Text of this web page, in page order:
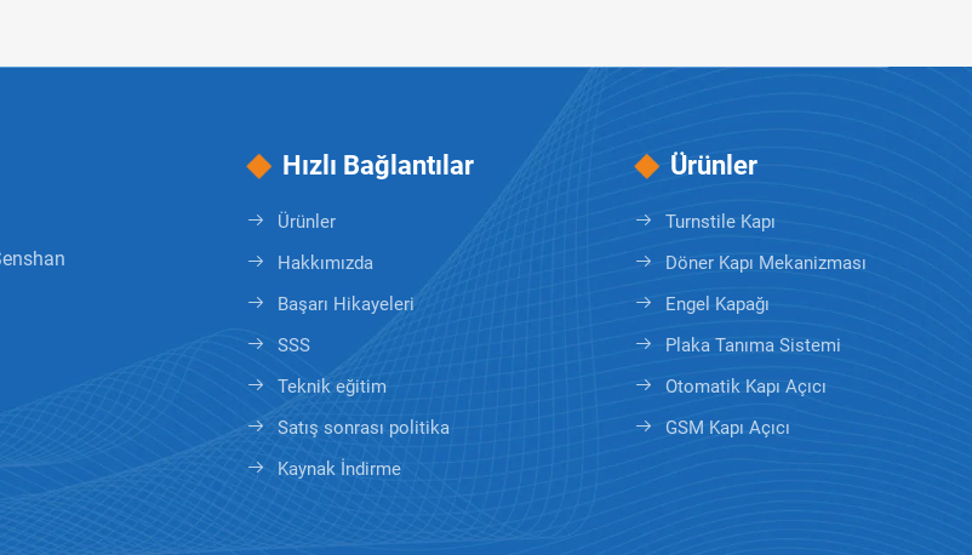
Hızlı Bağlantılar
Ürünler
Hakkımızda
Başarı Hikayeleri
SSS
Teknik eğitim
Satış sonrası politika
Kaynak İndirme
Ürünler
Turnstile Kapı
Döner Kapı Mekanizması
Engel Kapağı
Plaka Tanıma Sistemi
Otomatik Kapı Açıcı
GSM Kapı Açıcı